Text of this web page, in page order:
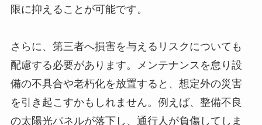
限に抑えることが可能です。
さらに、第三者へ損害を与えるリスクについても
配慮する必要があります。メンテナンスを怠り設
備の不具合や老朽化を放置すると、想定外の災害
を引き起こすかもしれません。例えば、整備不良
の太陽光パネルが落下し、通行人が負傷してしま